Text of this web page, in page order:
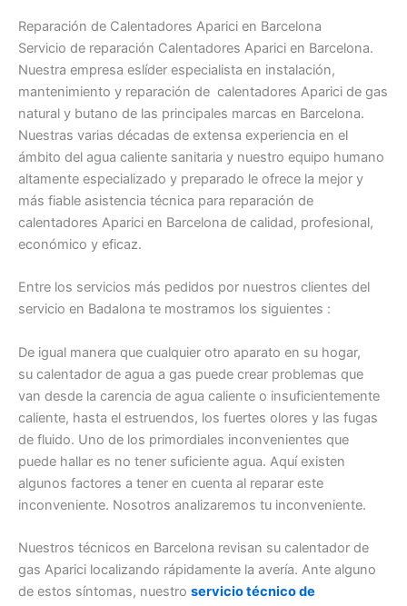
Reparación de Calentadores Aparici en Barcelona
Servicio de reparación Calentadores Aparici en Barcelona.
Nuestra empresa eslíder especialista en instalación,
mantenimiento y reparación de calentadores Aparici de gas
natural y butano de las principales marcas en Barcelona.
Nuestras varias décadas de extensa experiencia en el
ámbito del agua caliente sanitaria y nuestro equipo humano
altamente especializado y preparado le ofrece la mejor y
más fiable asistencia técnica para reparación de
calentadores Aparici en Barcelona de calidad, profesional,
económico y eficaz.
Entre los servicios más pedidos por nuestros clientes del
servicio en Badalona te mostramos los siguientes :
De igual manera que cualquier otro aparato en su hogar,
su calentador de agua a gas puede crear problemas que
van desde la carencia de agua caliente o insuficientemente
caliente, hasta el estruendos, los fuertes olores y las fugas
de fluido. Uno de los primordiales inconvenientes que
puede hallar es no tener suficiente agua. Aquí existen
algunos factores a tener en cuenta al reparar este
inconveniente. Nosotros analizaremos tu inconveniente.
Nuestros técnicos en Barcelona revisan su calentador de
gas Aparici localizando rápidamente la avería. Ante alguno
de estos síntomas, nuestro servicio técnico de